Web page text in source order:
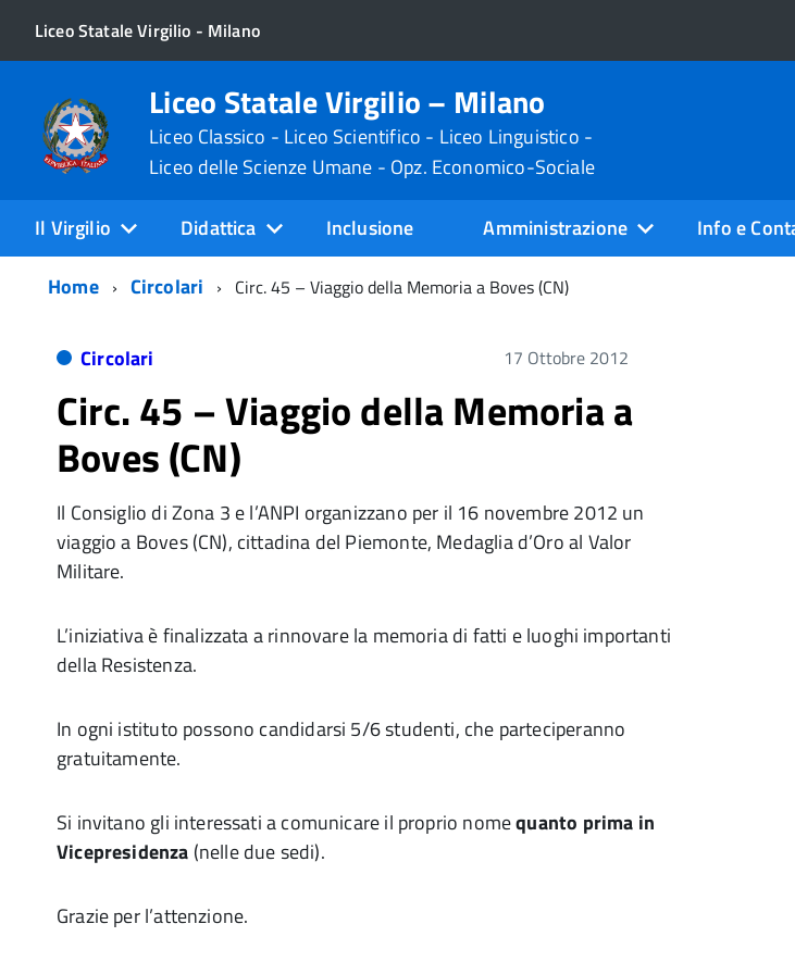
Liceo Statale Virgilio - Milano
Liceo Statale Virgilio – Milano
Liceo Classico - Liceo Scientifico - Liceo Linguistico -
Liceo delle Scienze Umane - Opz. Economico-Sociale
Il Virgilio Didattica Inclusione Amministrazione
Info e
Home
Circolari Circ. 45 – Viaggio della Memoria a Boves (CN)
Circolari 17 Ottobre 2012
Circ. 45 – Viaggio della Memoria a
Boves (CN)
Il Consiglio di Zona 3 e l’ANPI organizzano per il 16 novembre 2012 un
viaggio a Boves (CN), cittadina del Piemonte, Medaglia d’Oro al Valor
Militare.
L’iniziativa è finalizzata a rinnovare la memoria di fatti e luoghi importanti
della Resistenza.
In ogni istituto possono candidarsi 5/6 studenti, che parteciperanno
gratuitamente.
Si invitano gli interessati a comunicare il proprio nomequanto prima in
Vicepresidenza (nelle due sedi).
Grazie per l’attenzione.